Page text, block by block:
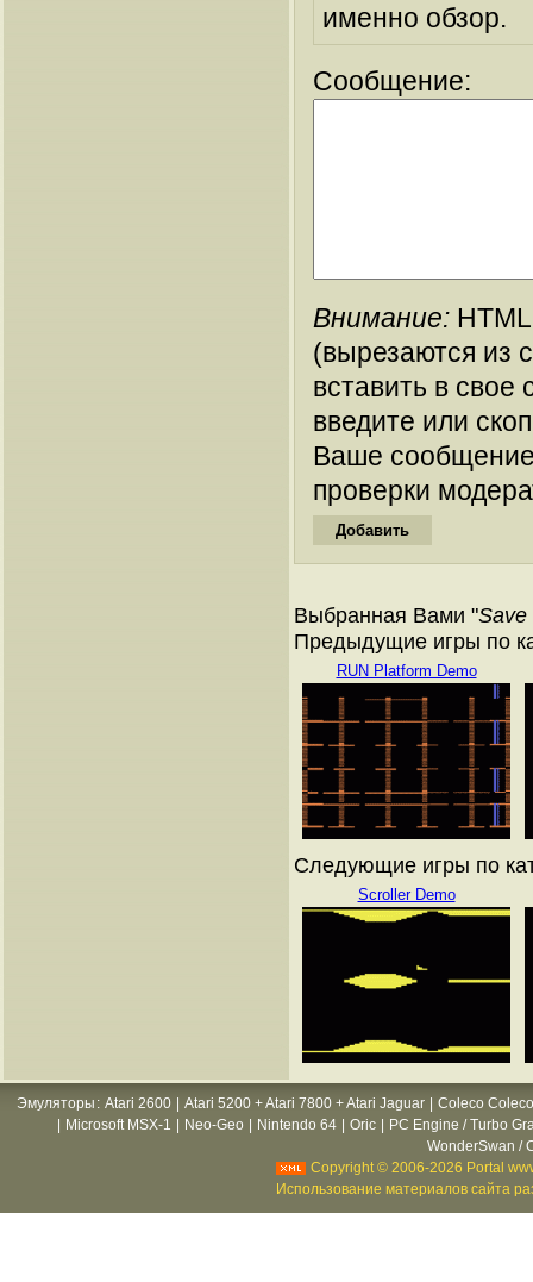
именно обзор.
Сообщение:
Внимание:
(вырезаются из
вставить в
введите или
Ваше
проверки
Выбранная Вами "Save
Предыдущие игры по
RUN Platform Demo
Следующие игры по
Scroller Demo
Эмуляторы : Atari 2600 Atari 5200 + Atari 7800 + Atari Jaguar
Coleco
Microsoft MSX-1 Neo-Geo Nintendo 64 Oric
PC Engine / Turbo
WonderSwan /
Copyright © 2006-2026 Portal
Использование материалов сайта